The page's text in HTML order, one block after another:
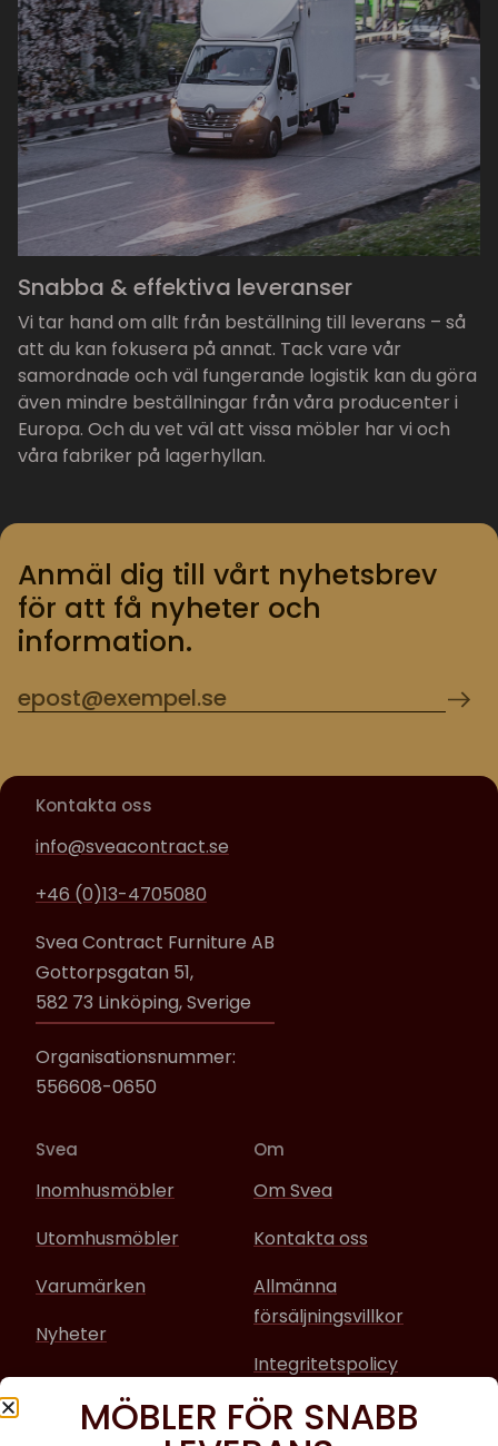
Snabba & effektiva leveranser
Vi tar hand om allt från beställning till leverans – så
att du kan fokusera på annat. Tack vare vår
samordnade och väl fungerande logistik kan du göra
även mindre beställningar från våra producenter i
Europa. Och du vet väl att vissa möbler har vi och
våra fabriker på lagerhyllan.
Anmäl dig till vårt nyhetsbrev
för att få nyheter och
information.
Kontakta oss
info@sveacontract.se
+46 (0)13-4705080
Svea Contract Furniture AB
Gottorpsgatan 51,
582 73 Linköping, Sverige
Organisationsnummer:
556608-0650
Svea
Inomhusmöbler
Utomhusmöbler
Varumärken
Nyheter
Om
Om Svea
Kontakta oss
Allmänna
försäljningsvillkor
Integritetspolicy
Sociala media
MÖBLER FÖR SNABB